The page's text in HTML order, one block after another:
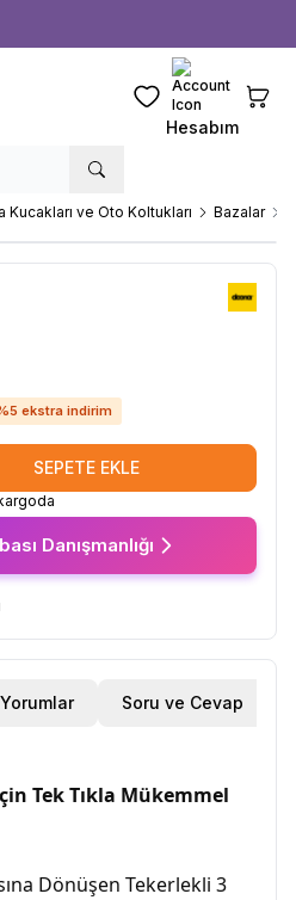
Favorilerim
Hesabım
Kucakları ve Oto Koltukları Bazalar
5 ekstra indirim
SEPETE EKLE
Danışmanlığı
Yorumlar Soru ve Cevap
Tek Tıkla Mükemmel
Dönüşen Tekerlekli 3